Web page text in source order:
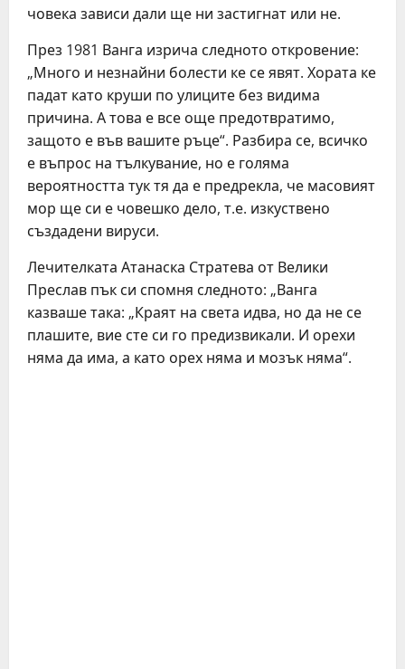
човека зависи дали ще ни застигнат или не.
През 1981 Ванга изрича следното откровение:
„Много и незнайни болести ке се явят. Хората ке
падат като круши по улиците без видима
причина. А това е все още предотвратимо,
защото е във вашите ръце“. Разбира се, всичко
е въпрос на тълкувание, но е голяма
вероятността тук тя да е предрекла, че масовият
мор ще си е човешко дело, т.е. изкуствено
създадени вируси.
Лечителката Атанаска Стратева от Велики
Преслав пък си спомня следното: „Ванга
казваше така: „Краят на света идва, но да не се
плашите, вие сте си го предизвикали. И орехи
няма да има, а като орех няма и мозък няма“.